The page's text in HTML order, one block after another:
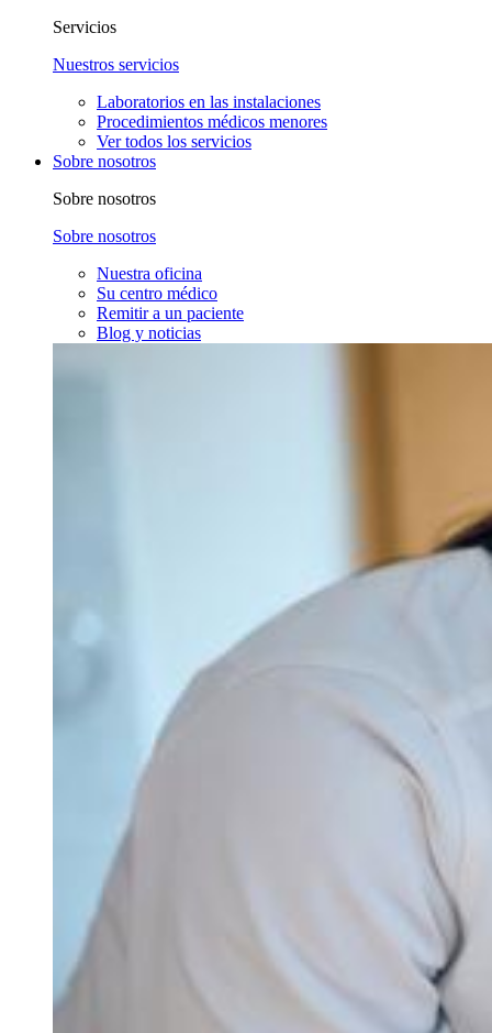
Servicios
Nuestros servicios
Laboratorios en las instalaciones
Procedimientos médicos menores
Ver todos los servicios
Sobre nosotros
Sobre nosotros
Sobre nosotros
Nuestra oficina
Su centro médico
Remitir a un paciente
Blog y noticias